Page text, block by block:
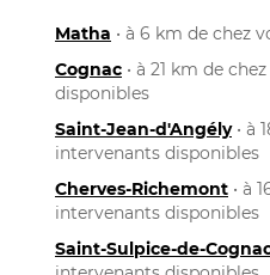
Matha • à 6 km de chez
Cognac • à 21 km de
disponibles
Saint-Jean-d'Angély• à
intervenants disponibles
Cherves-Richemont • à
intervenants disponibles
Saint-Sulpice-de-